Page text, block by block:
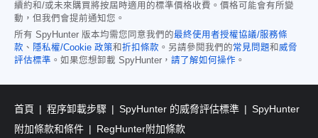
續約和/或未來購買將按屆時適用的標準價格收費。價格可能會有所變
動，但我們會提前通知您。
所有 SpyHunter 版本均需您同意我們的最終使用者授權協議/服務條
款 、 隱私權/Cookie 政策和折扣條款 。另請參閱我們的常見問題和威脅
評估標準 。如果您想卸載 SpyHunter， 請了解如何操作 。
首頁 程序卸載步驟 SpyHunter 的威脅評估標準
SpyHunter
附加條款和條件
RegHunter附加條款